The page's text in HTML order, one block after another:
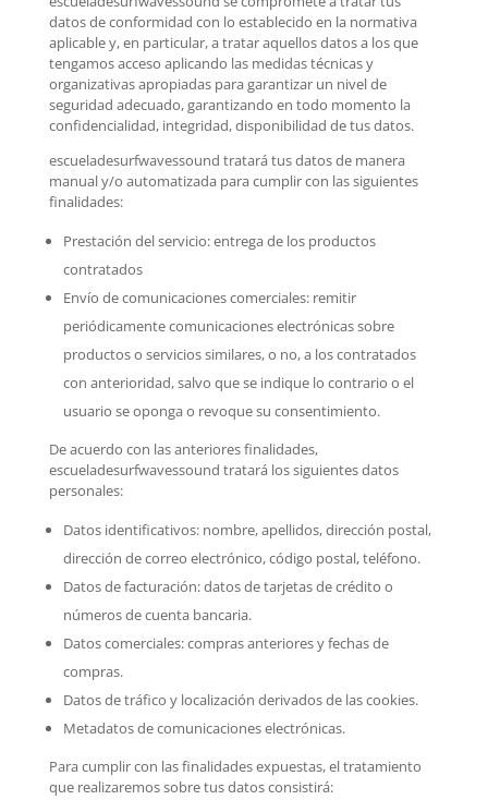
datos de conformidad con lo establecido en la normativa
aplicable y, en particular, a tratar aquellos datos a los que
tengamos acceso aplicando las medidas técnicas y
organizativas apropiadas para garantizar un nivel de
seguridad adecuado, garantizando en todo momento la
confidencialidad, integridad, disponibilidad de tus datos.
escueladesurfwavessound tratará tus datos de manera
manual y/o automatizada para cumplir con las siguientes
finalidades:
Prestación del servicio: entrega de los productos
contratados
Envío de comunicaciones comerciales: remitir
periódicamente comunicaciones electrónicas sobre
productos o servicios similares, o no, a los contratados
con anterioridad, salvo que se indique lo contrario o el
usuario se oponga o revoque su consentimiento.
De acuerdo con las anteriores finalidades,
escueladesurfwavessound tratará los siguientes datos
personales:
Datos identificativos: nombre, apellidos, dirección postal,
dirección de correo electrónico, código postal, teléfono.
Datos de facturación: datos de tarjetas de crédito o
números de cuenta bancaria.
Datos comerciales: compras anteriores y fechas de
compras.
Datos de tráfico y localización derivados de las cookies.
Metadatos de comunicaciones electrónicas.
Para cumplir con las finalidades expuestas, el tratamiento
que realizaremos sobre tus datos consistirá: